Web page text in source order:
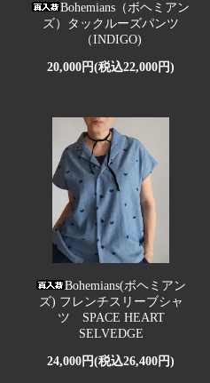
Bohemians（ボヘミアン
ズ）タックルーズパンツ
（INDIGO)
20,000円(税込22,000円)
Bohemians(ボヘミアン
ズ) フレンチスリーブシャ
ツ SPACE HEART
SELVEDGE
24,000円(税込26,400円)